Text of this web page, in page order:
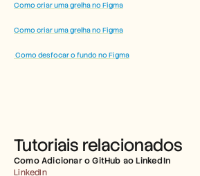
Como criar uma grelha no Figma
Como criar uma grelha no Figma
Como desfocar o fundo no Figma
Tutoriais relacionados
Como Adicionar o GitHub ao LinkedIn
LinkedIn